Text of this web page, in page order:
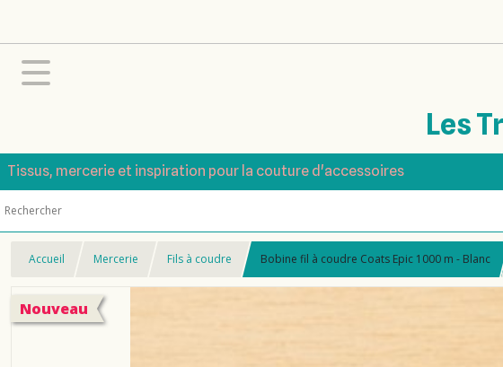
Les
Tissus, mercerie et inspiration pour la couture d'accessoires
Accueil Mercerie Fils à coudre Bobine fil à coudre Coats Epic 1000 m - Blanc
Nouveau